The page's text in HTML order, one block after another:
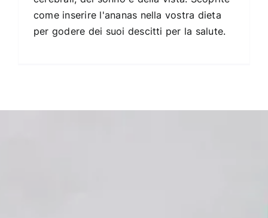
come inserire l'ananas nella vostra dieta
per godere dei suoi descitti per la salute.